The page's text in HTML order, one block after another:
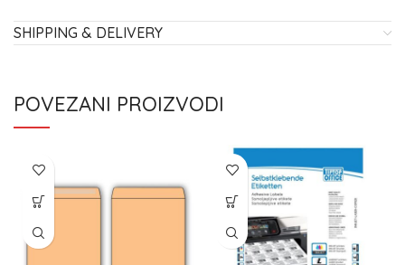
SHIPPING & DELIVERY
POVEZANI PROIZVODI